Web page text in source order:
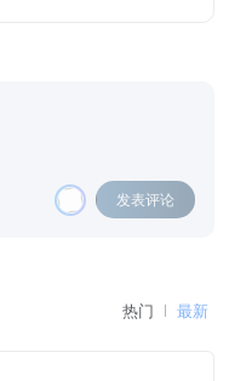
发表评论
热门 最新